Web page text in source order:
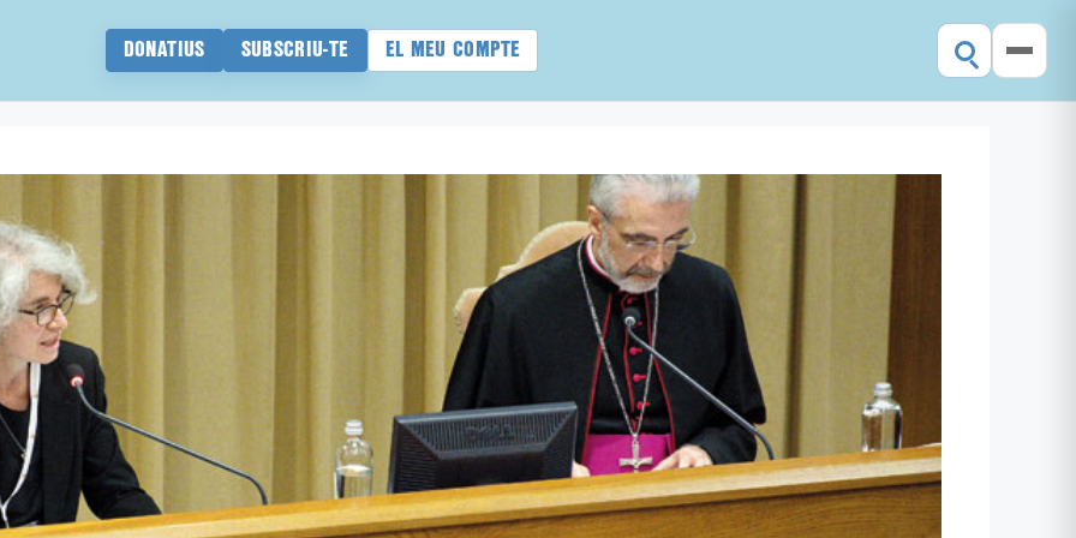
DONATIUS SUBSCRIU-TE EL MEU COMPTE